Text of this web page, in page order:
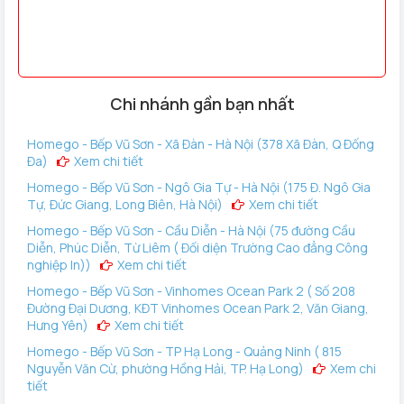
Chi nhánh gần bạn nhất
Homego - Bếp Vũ Sơn - Xã Đàn - Hà Nội (378 Xã Đàn, Q Đống
Đa)
Xem chi tiết
Homego - Bếp Vũ Sơn - Ngô Gia Tự - Hà Nội (175 Đ. Ngô Gia
Tự, Đức Giang, Long Biên, Hà Nội)
Xem chi tiết
Homego - Bếp Vũ Sơn - Cầu Diễn - Hà Nội (75 đường Cầu
Diễn, Phúc Diễn, Từ Liêm ( Đối diện Trường Cao đẳng Công
nghiệp In))
Xem chi tiết
Homego - Bếp Vũ Sơn - Vinhomes Ocean Park 2 ( Số 208
Đường Đại Dương, KĐT Vinhomes Ocean Park 2, Văn Giang,
Hưng Yên)
Xem chi tiết
Homego - Bếp Vũ Sơn - TP Hạ Long - Quảng Ninh ( 815
Nguyễn Văn Cừ, phường Hồng Hải, TP. Hạ Long)
Xem chi
tiết